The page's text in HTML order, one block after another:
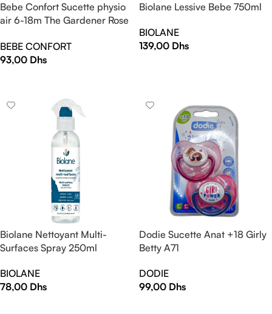
Bebe Confort Sucette physio
air 6-18m The Gardener Rose
BEBE CONFORT
93,00 Dhs
Biolane Lessive Bebe 750ml
BIOLANE
139,00 Dhs
Biolane Nettoyant Multi-
Surfaces Spray 250ml
BIOLANE
78,00 Dhs
Dodie Sucette Anat +18 Girly
Betty A71
DODIE
99,00 Dhs